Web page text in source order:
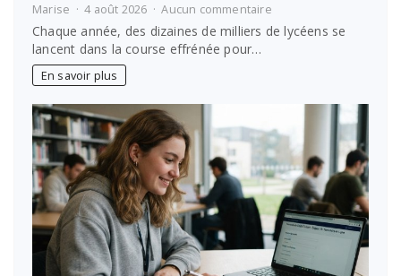
Marise 4 août 2026 Aucun commentairesur
Parcoursup
:
Antémed
Epsilon
!
Chaque année, des dizaines de milliers de lycéens se
lancent dans la course effrénée pour…
En savoir plus